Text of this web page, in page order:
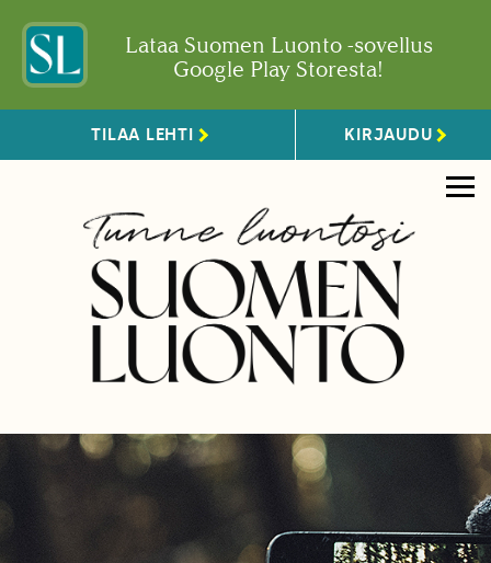
Lataa Suomen Luonto -sovellus
Google Play Storesta!
TILAA LEHTI KIRJAUDU